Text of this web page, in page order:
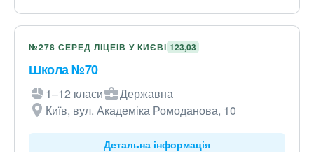
№278 СЕРЕД ЛІЦЕЇВ У КИЄВІ 123,03
Школа №70
1–12 класи
Державна
Київ, вул. Академіка Ромоданова, 10
Детальна інформація